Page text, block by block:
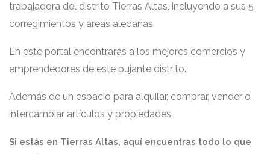
trabajadora del distrito Tierras Altas, incluyendo a sus 5
corregimientos y áreas aledañas.
En este portal encontrarás a los mejores comercios y
emprendedores de este pujante distrito.
Además de un espacio para alquilar, comprar, vender o
intercambiar artículos y propiedades.
Si estás en Tierras Altas, aquí encuentras todo lo que